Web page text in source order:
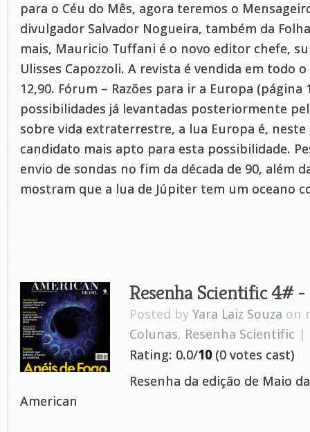
para o Céu do Mês, agora teremos o
divulgador Salvador Nogueira, também da
mais, Mauricio Tuffani é o novo editor chefe,
Ulisses Capozzoli. A revista é vendida em todo
12,90. Fórum – Razões para ir a Europa (página
possibilidades já levantadas posteriormente
sobre vida extraterrestre, a lua Europa é,
candidato mais apto para esta possibilidade.
envio de sondas no fim da década de 90, além
mostram que a lua de Júpiter tem um oceano
Resenha Scientific 4# -
Posted by Yara Laiz Souza on
Colunas, Resenha Scientific |
Rating: 0.0/10 (0 votes cast)
Resenha da edição de Maio
American